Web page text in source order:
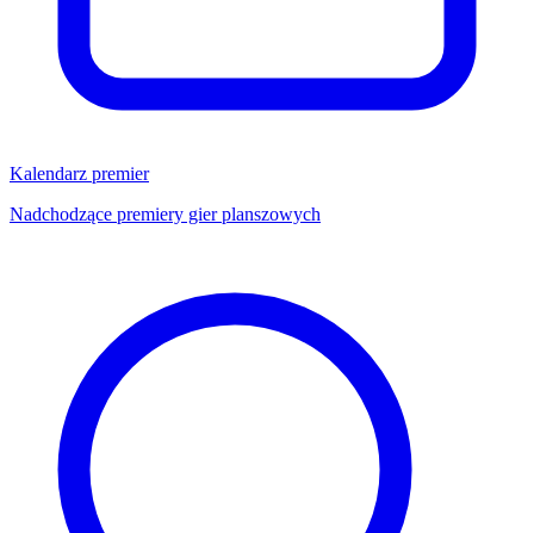
Kalendarz premier
Nadchodzące premiery gier planszowych